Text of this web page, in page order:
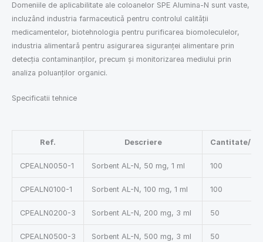
Domeniile de aplicabilitate ale coloanelor SPE Alumina-N sunt vaste,
incluzând industria farmaceutică pentru controlul calității
medicamentelor, biotehnologia pentru purificarea biomoleculelor,
industria alimentară pentru asigurarea siguranței alimentare prin
detecția contaminanților, precum și monitorizarea mediului prin
analiza poluanților organici.
Specificatii tehnice
Ref. Descriere Cantitate/
CPEALN0050-1 Sorbent AL-N, 50 mg, 1 ml 100
CPEALN0100-1 Sorbent AL-N, 100 mg, 1 ml 100
CPEALN0200-3 Sorbent AL-N, 200 mg, 3 ml 50
CPEALN0500-3 Sorbent AL-N, 500 mg, 3 ml 50